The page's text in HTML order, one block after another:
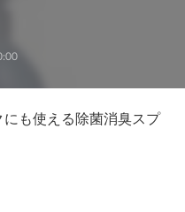
も使える除菌消臭スプ